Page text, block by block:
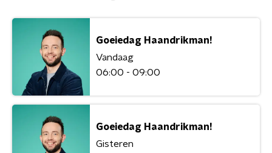
Goeiedag Haandrikman!
Vandaag
06:00 - 09:00
Goeiedag Haandrikman!
Gisteren